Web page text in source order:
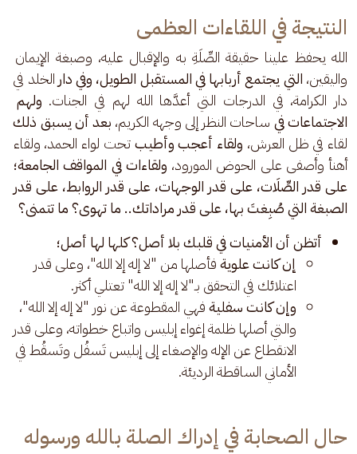
النتيجة في اللقاءات العظمى
الله يحفظ علينا حقيقة الصِّلَةِ به والإقبال عليه، وصبغة الإيمان
واليقين، التي يجتمع أربابها في المستقبل الطويل، وفي دار الخلد في
دار الكرامة، في الدرجات التي أعدَّها الله لهم في الجنات. ولهم
الاجتماعات في ساحات النظر إلى وجهه الكريم، بعد أن يسبق ذلك
لقاء في ظل العرش، ولقاء أعجب وأطيب تحت لواء الحمد، ولقاء
أهنأ وأصفى على الحوض المورود، ولقاءات في المواقف الجامعة؛
على قدر الصِّلَات، على قدر الوجهات، على قدر الروابط، على قدر
الصبغة التي صُبِغتَ بها، على قدر مراداتك.. ما تهوى؟ ما تتمنى؟
أتظن أن الأمنيات في قلبك بلا أصل؟ كلها لها أصل؛
إن كانت علويةفأصلها من "لا إله إلا الله"، وعلى قدر
اعتلائك في التحقق بـ"لا إله إلا الله" تعتلي أكثر.
وإن كانت سفليةفهي المقطوعة عن نور "لا إله إلا الله"،
والتي أصلها ظلمة إغواء إبليس واتباع خطواته، وعلى قدر
الانقطاع عن الإله والإصغاء إلى إبليس تَسفُل وتَسقُط في
الأماني الساقطة الرديئة.
حال الصحابة في إدراك الصلة بالله ورسوله